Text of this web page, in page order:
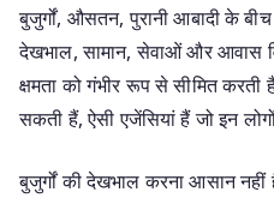
बुजुर्गों, औसतन, पुरानी आबादी के
देखभाल, सामान, सेवाओं और आवास
क्षमता को गंभीर रूप से सीमित
सकती हैं, ऐसी एजेंसियां ​​हैं जो इन
बुजुर्गों की देखभाल करना आसान